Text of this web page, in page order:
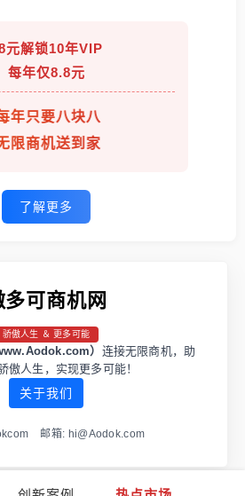
元解锁10年VIP
每年仅8.8元
年只要八块八
限商机送到家
了解更多
多可商机网
骄傲人生 ＆ 更多可能
） 连接无限商机，助
傲人生，实现更多可能！
关于我们
邮箱: hi@Aodok.com